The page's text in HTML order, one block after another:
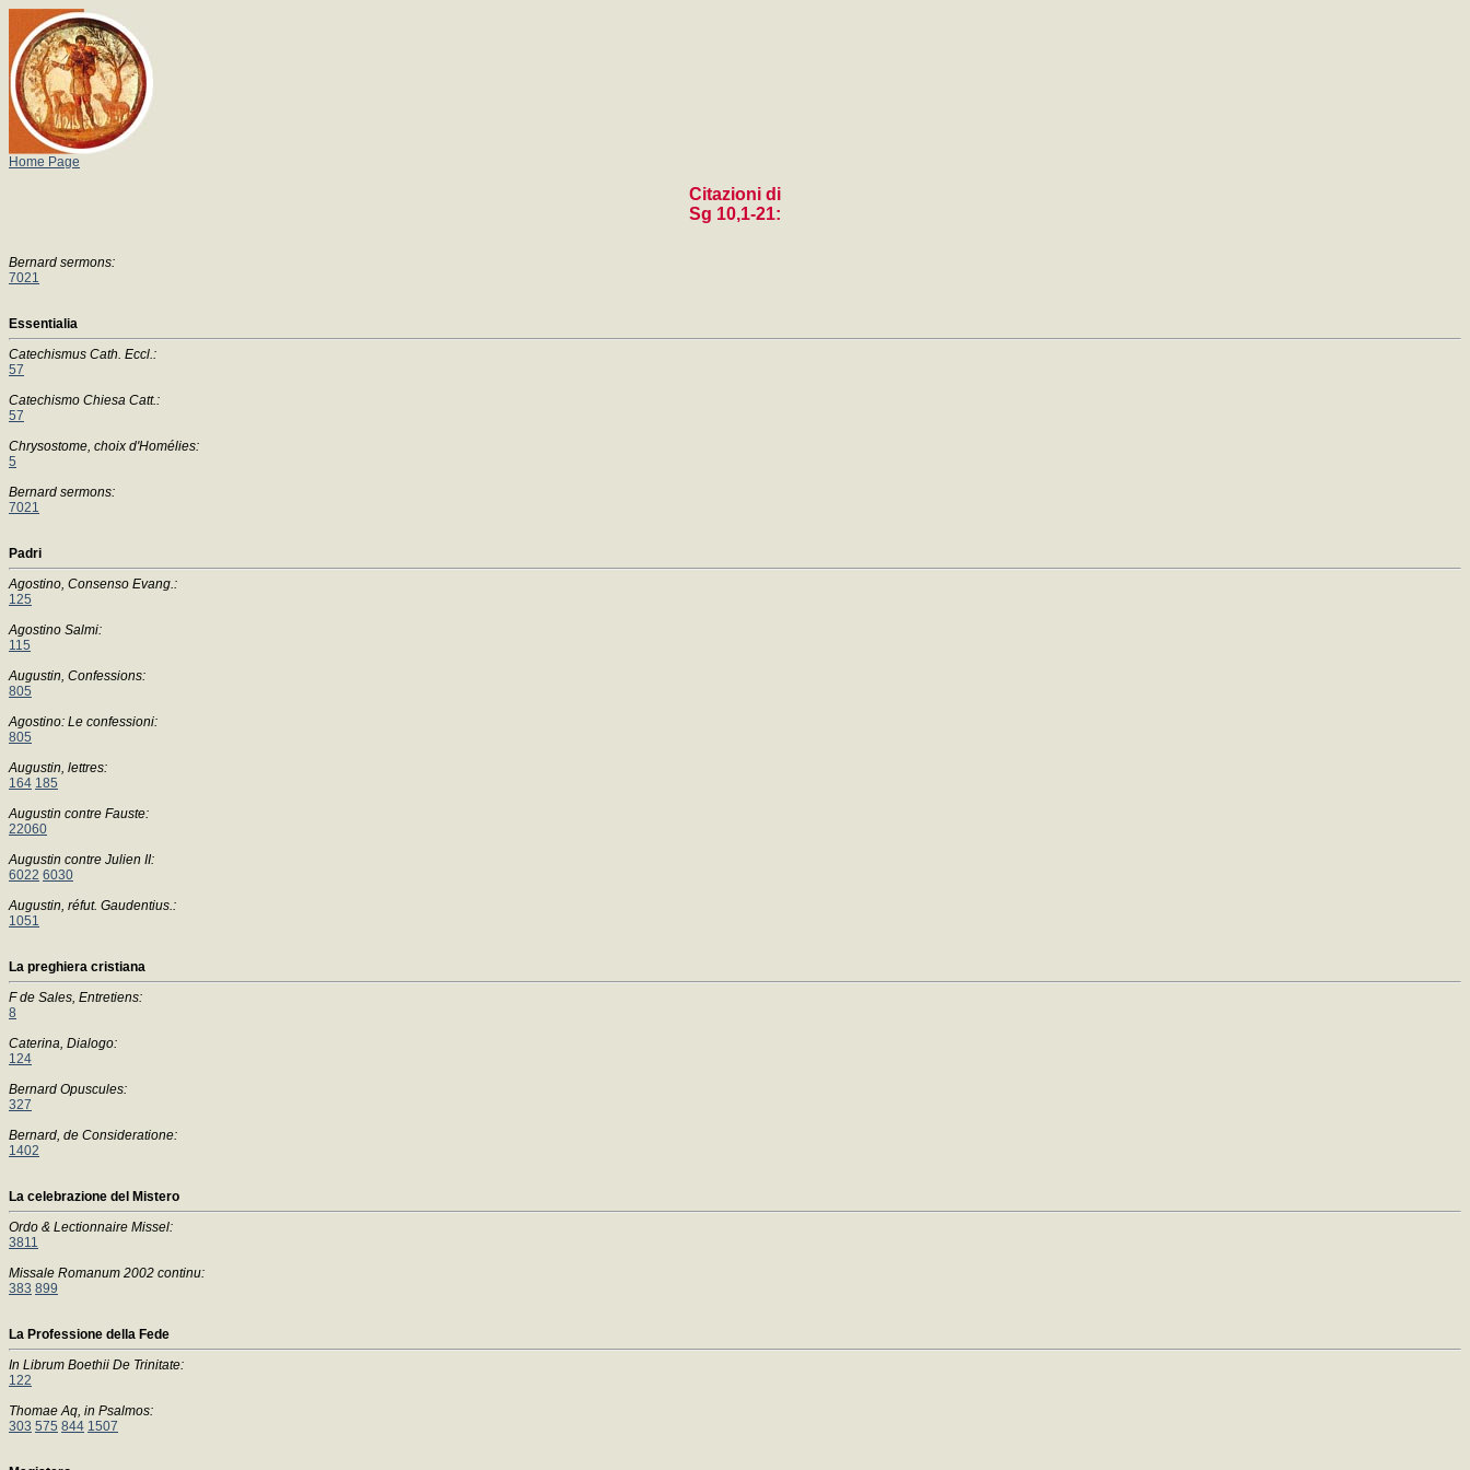
Home Page
Citazioni di
Sg 10,1-21:
Bernard sermons:
7021
Essentialia
Catechismus Cath. Eccl.:
57
Catechismo Chiesa Catt.:
57
Chrysostome, choix d'Homélies:
5
Bernard sermons:
7021
Padri
Agostino, Consenso Evang.:
125
Agostino Salmi:
115
Augustin, Confessions:
805
Agostino: Le confessioni:
805
Augustin, lettres:
164 185
Augustin contre Fauste:
22060
Augustin contre Julien II:
6022 6030
Augustin, réfut. Gaudentius.:
1051
La preghiera cristiana
F de Sales, Entretiens:
8
Caterina, Dialogo:
124
Bernard Opuscules:
327
Bernard, de Consideratione:
1402
La celebrazione del Mistero
Ordo & Lectionnaire Missel:
3811
Missale Romanum 2002 continu:
383 899
La Professione della Fede
In Librum Boethii De Trinitate:
122
Thomae Aq, in Psalmos:
303 575 844 1507